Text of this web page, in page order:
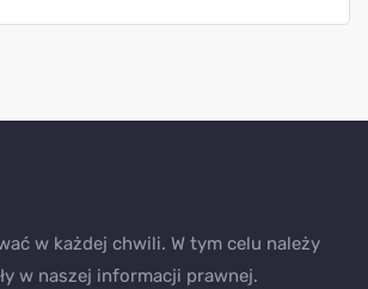
w każdej chwili. W tym celu należy
w naszej informacji prawnej.